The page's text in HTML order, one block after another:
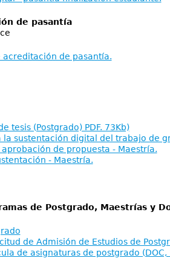
de pasantía
acreditación de pasantía.
tesis (Postgrado) PDF. 73Kb)
sustentación digital del trabajo de
de propuesta - Maestría.
- Maestría.
de Postgrado, Maestrías y
de Admisión de Estudios de
de asignaturas de postgrado (DOC,